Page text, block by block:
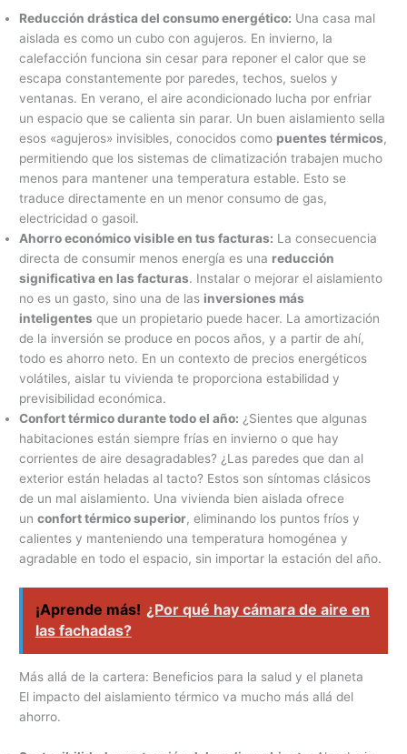
Reducción drástica del consumo energético: Una casa mal
aislada es como un cubo con agujeros. En invierno, la
calefacción funciona sin cesar para reponer el calor que se
escapa constantemente por paredes, techos, suelos y
ventanas. En verano, el aire acondicionado lucha por enfriar
un espacio que se calienta sin parar. Un buen aislamiento sella
esos «agujeros» invisibles, conocidos como puentes térmicos,
permitiendo que los sistemas de climatización trabajen mucho
menos para mantener una temperatura estable. Esto se
traduce directamente en un menor consumo de gas,
electricidad o gasoil.
Ahorro económico visible en tus facturas: La consecuencia
directa de consumir menos energía es una reducción
significativa en las facturas. Instalar o mejorar el aislamiento
no es un gasto, sino una de las inversiones más
inteligentes que un propietario puede hacer. La amortización
de la inversión se produce en pocos años, y a partir de ahí,
todo es ahorro neto. En un contexto de precios energéticos
volátiles, aislar tu vivienda te proporciona estabilidad y
previsibilidad económica.
Confort térmico durante todo el año: ¿Sientes que algunas
habitaciones están siempre frías en invierno o que hay
corrientes de aire desagradables? ¿Las paredes que dan al
exterior están heladas al tacto? Estos son síntomas clásicos
de un mal aislamiento. Una vivienda bien aislada ofrece
unconfort térmico superior, eliminando los puntos fríos y
calientes y manteniendo una temperatura homogénea y
agradable en todo el espacio, sin importar la estación del año.
¡Aprende más! ¿Por qué hay cámara de aire en
las fachadas?
Más allá de la cartera: Beneficios para la salud y el planeta
El impacto del aislamiento térmico va mucho más allá del
ahorro.